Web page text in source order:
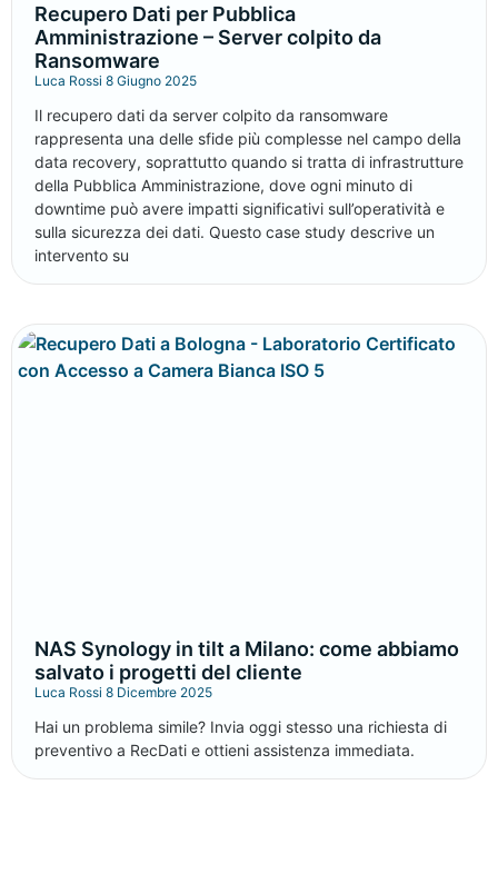
Recupero Dati per Pubblica
Amministrazione – Server colpito da
Ransomware
Luca Rossi 8 Giugno 2025
Il recupero dati da server colpito da ransomware
rappresenta una delle sfide più complesse nel campo della
data recovery, soprattutto quando si tratta di infrastrutture
della Pubblica Amministrazione, dove ogni minuto di
downtime può avere impatti significativi sull’operatività e
sulla sicurezza dei dati. Questo case study descrive un
intervento su
NAS Synology in tilt a Milano: come abbiamo
salvato i progetti del cliente
Luca Rossi 8 Dicembre 2025
Hai un problema simile? Invia oggi stesso una richiesta di
preventivo a RecDati e ottieni assistenza immediata.